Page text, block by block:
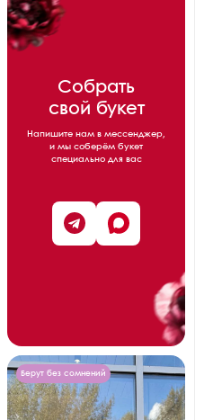
Собрать
свой букет
Напишите нам в мессенджер,
и мы соберём букет
специально для вас
Берут без сомнений